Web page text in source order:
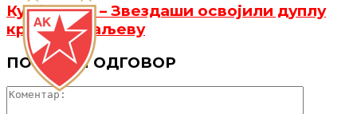
Куп је наш! – Звездаши освојили дуплу
круну у Краљеву
ПОСТАВИ ОДГОВОР